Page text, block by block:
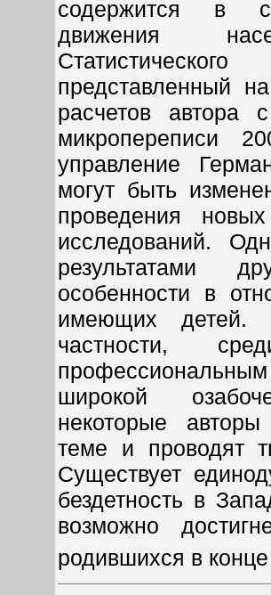
содержится в
движения
представленный
расчетов автора
микропереписи
управление
могут быть
проведения
исследований.
результатами
особенности в
имеющих детей.
частности,
широкой
некоторые
теме и проводят
Существует
бездетность в
возможно
родившихся в